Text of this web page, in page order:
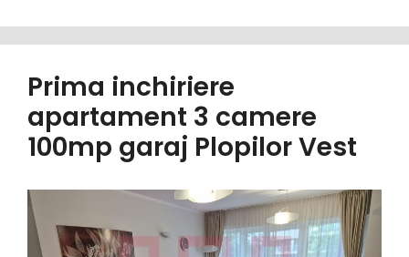
Prima inchiriere
apartament 3 camere
100mp garaj Plopilor Vest